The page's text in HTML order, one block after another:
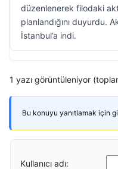
düzenlenerek filodaki
planlandığını duyurdu.
İstanbul’a indi.
1 yazı görüntüleniyor
Bu konuyu yanıtlamak için
Kullanıcı adı: